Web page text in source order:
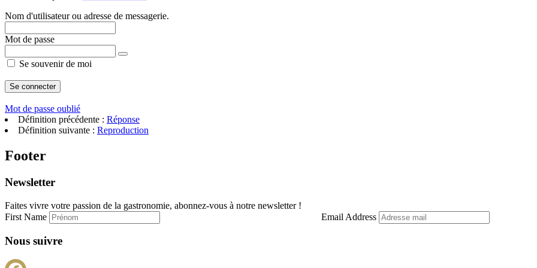
Nom d'utilisateur ou adresse de messagerie.
Mot de passe
Se souvenir de moi
Mot de passe oublié
Définition précédente : Réponse
Définition suivante : Reproduction
Footer
Newsletter
Faites vivre votre passion de la gastronomie, abonnez-vous à notre newsletter !
First Name
Email Address
Nous suivre